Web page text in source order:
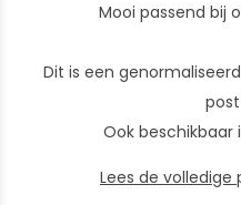
Mooi passend bij
Dit is een
Ook
Lees de